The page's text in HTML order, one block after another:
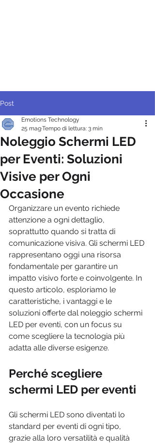
Post
Noleggio Schermi LED
per Eventi: Soluzioni
Visive per Ogni
Occasione
Emotions Technology
25 magTempo di lettura: 3 min
Organizzare un evento richiede
attenzione a ogni dettaglio,
soprattutto quando si tratta di
comunicazione visiva. Gli schermi LED
rappresentano oggi una risorsa
fondamentale per garantire un
impatto visivo forte e coinvolgente. In
questo articolo, esploriamo le
caratteristiche, i vantaggi e le
soluzioni offerte dal noleggio schermi
LED per eventi, con un focus su
come scegliere la tecnologia più
adatta alle diverse esigenze.
Perché scegliere
schermi LED per eventi
Gli schermi LED sono diventati lo
standard per eventi di ogni tipo,
grazie alla loro versatilità e qualità